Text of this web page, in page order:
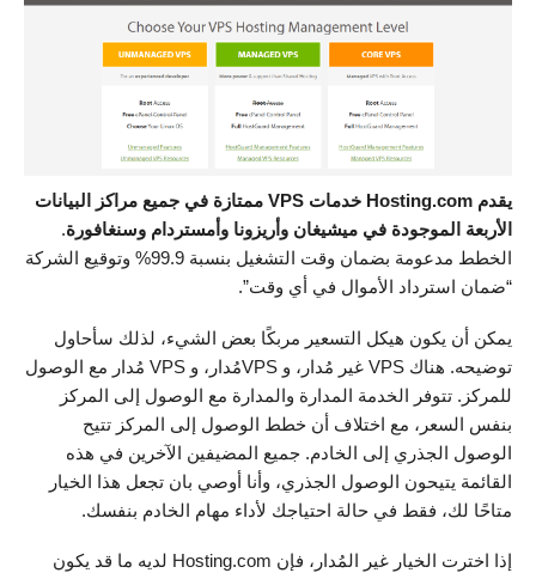
يقدم Hosting.com خدمات VPS ممتازة في جميع مراكز البيانات
الأربعة الموجودة في ميشيغان وأريزونا وأمستردام وسنغافورة.
الخطط مدعومة بضمان وقت التشغيل بنسبة 99.9% وتوقيع الشركة
“ضمان استرداد الأموال في أي وقت”.
يمكن أن يكون هيكل التسعير مربكًا بعض الشيء، لذلك سأحاول
توضيحه. هناك VPS غير مُدار، و VPSمُدار، و VPS مُدار مع الوصول
للمركز. تتوفر الخدمة المدارة والمدارة مع الوصول إلى المركز
بنفس السعر، مع اختلاف أن خطط الوصول إلى المركز تتيح
الوصول الجذري إلى الخادم. جميع المضيفين الآخرين في هذه
القائمة يتيحون الوصول الجذري، وأنا أوصي بان تجعل هذا الخيار
متاحًا لك، فقط في حالة احتياجك لأداء مهام الخادم بنفسك.
إذا اخترت الخيار غير المُدار، فإن Hosting.com لديه ما قد يكون